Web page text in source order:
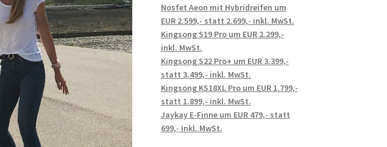
Nosfet Aeon mit Hybridreifen um
EUR 2.599,- statt 2.699,- inkl. MwSt.
Kingsong S19 Pro um EUR 2.299,-
inkl. MwSt.
Kingsong S22 Pro+ um EUR 3.399,-
statt 3.499,- inkl. MwSt.
Kingsong KS18XL Pro um EUR 1.799,-
statt 1.899,- inkl. MwSt.
Jaykay E-Finne um EUR 479,- statt
699,- inkl. MwSt.